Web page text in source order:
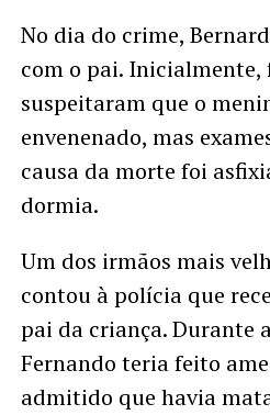
No dia do crime,
com o pai. Inicialmente,
suspeitaram que o
envenenado, mas
causa da morte foi
dormia.
Um dos irmãos mais
contou à polícia que
pai da criança. Durante
Fernando teria feito
admitido que havia